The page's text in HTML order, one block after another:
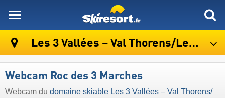
Les 3 Vallées – Val Thorens/​Les Menuires/​Méribel/​Courchevel
Webcam Roc des 3 Marches
Webcam du domaine skiable Les 3 Vallées – Val Thorens/​